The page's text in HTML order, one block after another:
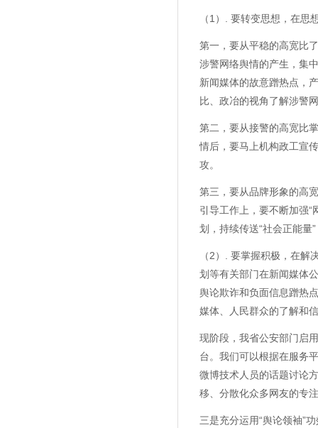
（1）. 要转变思想，在思
第一，要从平稳的高宽比
涉警网络舆情的产生，集
新闻媒体的故意蹭热点，
比、政冶的视角了解涉警
第二，要从接警的高宽比
情后，要马上机构政工宣
攻。
第三，要从品牌形象的高
引导工作上，要不断加强
划，持续传送“社会正能量
（2）. 要掌握积极，在
划等有关部门在新闻媒体
舆论欺诈和负面信息蹭热
媒体、人民群众的了解和
现阶段，我省公安部门启
台。我们可以根据在服务
微博技术人员的话题讨论
移、分散化众多网友的专
三是充分运用“舆论领袖”